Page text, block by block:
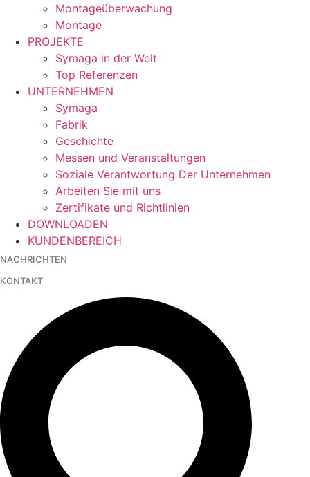
Montageüberwachung
Montage
PROJEKTE
Symaga in der Welt
Top Referenzen
UNTERNEHMEN
Symaga
Fabrik
Geschichte
Messen und Veranstaltungen
Soziale Verantwortung Der Unternehmen
Arbeiten Sie mit uns
Zertifikate und Richtlinien
DOWNLOADEN
KUNDENBEREICH
NACHRICHTEN
KONTAKT